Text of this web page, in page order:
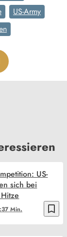
US-Army
bookmark_border
Min.
US-
sich bei